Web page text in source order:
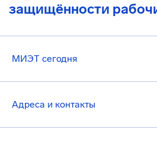
защищённости
МИЭТ сегодня
Адреса и контакты